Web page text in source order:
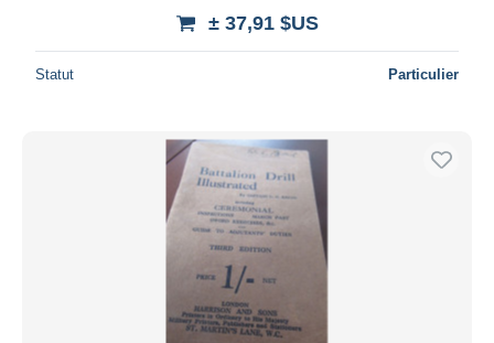
± 37,91 $US
Statut Particulier